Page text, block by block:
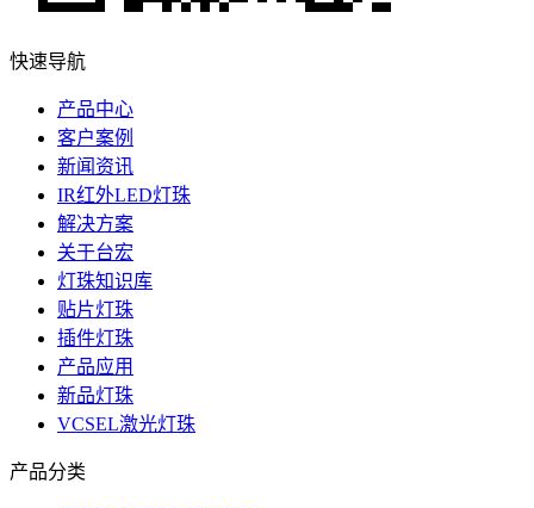
快速导航
产品中心
客户案例
新闻资讯
IR红外LED灯珠
解决方案
关于台宏
灯珠知识库
贴片灯珠
插件灯珠
产品应用
新品灯珠
VCSEL激光灯珠
产品分类